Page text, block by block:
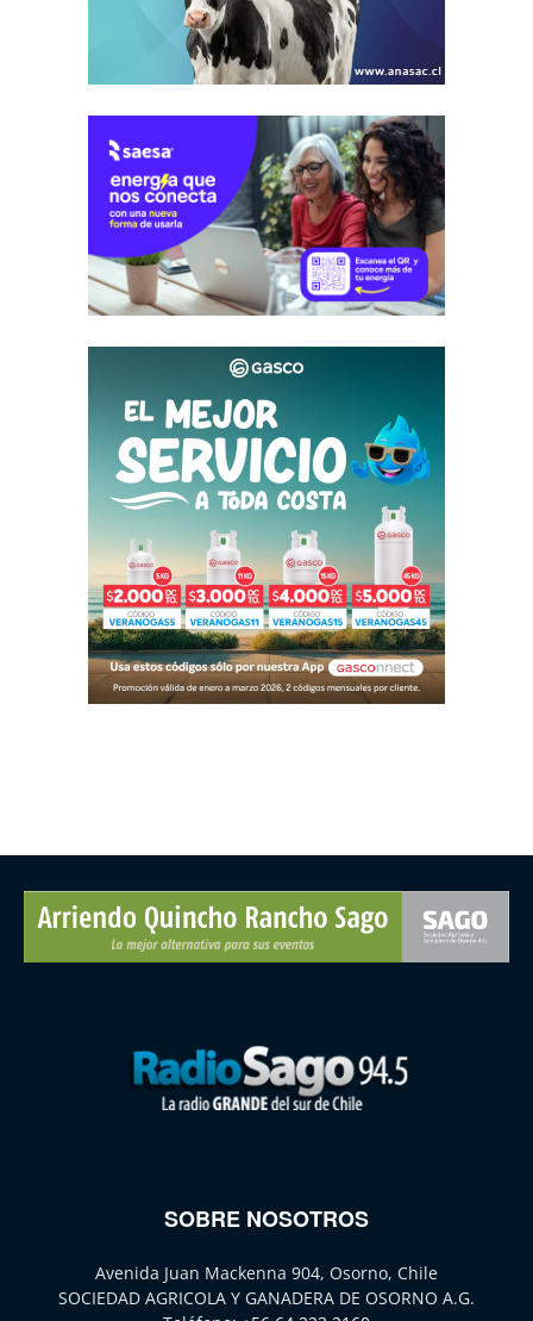
SOBRE NOSOTROS
Avenida Juan Mackenna 904, Osorno, Chile
SOCIEDAD AGRICOLA Y GANADERA DE OSORNO A.G.